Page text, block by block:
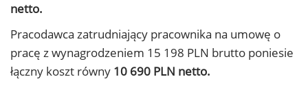
netto.
Pracodawca zatrudniający pracownika na umowę o
pracę z wynagrodzeniem 15 198 PLN brutto poniesie
łączny koszt równy 10 690 PLN netto.